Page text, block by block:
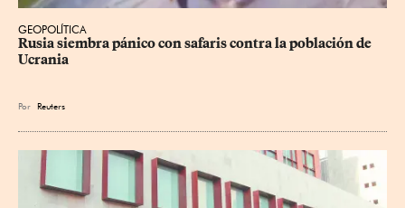
GEOPOLÍTICA
Rusia siembra pánico con safaris contra la población de
Ucrania
Por Reuters